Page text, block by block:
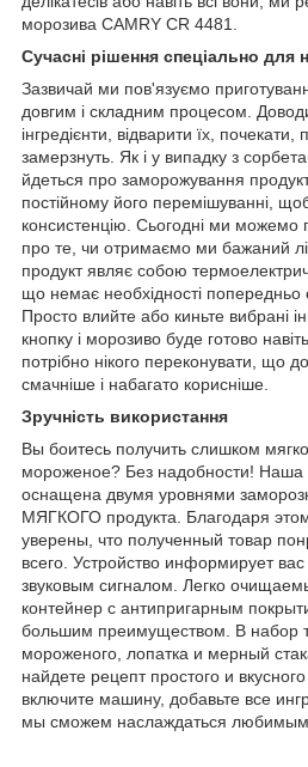
морозива CAMRY CR 4481.
Сучасні рішення спеціально для
Зазвичай ми пов'язуємо
довгим і складним процесом.
інгредієнти, відварити їх,
замерзнуть. Як і у випадку з
йдеться про заморожування
постійному його перемішуванні,
консистенцію. Сьогодні ми можемо
про те, чи отримаємо ми бажаний
продукт являє собою
що немає необхідності попередньо
Просто влийте або киньте вибрані
кнопку і морозиво буде готово
потрібно нікого переконувати, що
смачніше і набагато корисніше.
Зручність використання
Вы боитесь получить слишком
мороженое? Без надобности!
оснащена двумя уровнями
МЯГКОГО продукта. Благодаря
уверены, что полученный товар
всего. Устройство информирует вас
звуковым сигналом. Легко
контейнер с антипригарным
большим преимуществом. В набор
мороженого, лопатка и мерный
найдете рецепт простого и
включите машину, добавьте все
мы сможем наслаждаться